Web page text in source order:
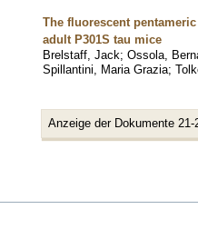
The fluorescent
adult P301S tau mice
Brelstaff, Jack; Ossola,
Spillantini, Maria Grazia;
Anzeige der Dokumente 21-